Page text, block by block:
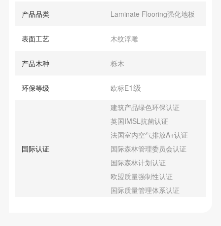
产品品类 Laminate Flooring强化地板
表面工艺 木纹浮雕
产品木种 栎木
环保等级 欧标E1级
国际认证
建筑产品绿色环保认证
英国IMSL抗菌认证
法国室内空气排放A+认证
国际森林管理委员会认证
国际森林计划认证
欧盟质量强制性认证
国际质量管理体系认证